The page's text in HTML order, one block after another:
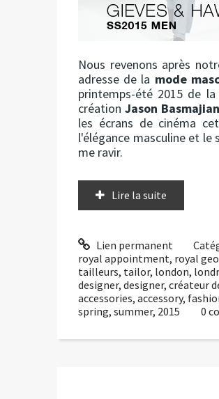
Nous revenons après
adresse de la mode
printemps-été 2015 de la
création Jason Basmajian
les écrans de cinéma
l'élégance masculine et
me ravir.
Lire la suite
Lien permanent
royal appointment, royal
tailleurs, tailor, london,
designer, designer, créateur
accessories, accessory,
spring, summer, 2015 0